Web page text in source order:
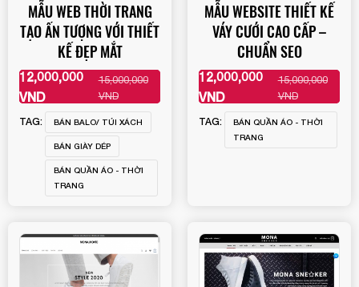
MẪU WEB THỜI TRANG
TẠO ẤN TƯỢNG VỚI THIẾT
KẾ ĐẸP MẮT
12,000,000
VND
15,000,000
VND
XEM THÊM
TAG: BÁN BALO/ TÚI XÁCH
BÁN GIÀY DÉP
BÁN QUẦN ÁO - THỜI
TRANG
MẪU WEBSITE THIẾT KẾ
VÁY CƯỚI CAO CẤP –
CHUẨN SEO
12,000,000
VND
15,000,000
VND
XEM THÊM
TAG:
BÁN QUẦN ÁO - THỜI
TRANG
Quý khách vui lòng đăng nhập vào hệ thống quản lý
dự án để theo dõi tiến độ.
quanly.mona.media